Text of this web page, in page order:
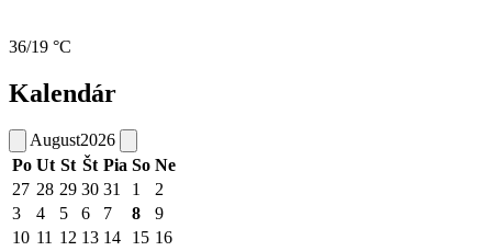
36/19 °C
Kalendár
August2026
Po Ut St Št Pia So Ne
27 28 29 30 31 1
2
3
4 5 6 7 8
9
10 11 12 13 14 15 16